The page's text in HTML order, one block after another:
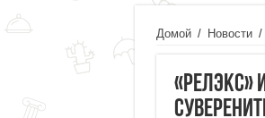
Домой / Новости /
«Релэкс»